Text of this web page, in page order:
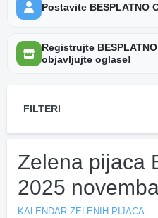
Postavite BESPLATNO
Registrujte
objavljujte oglase!
FILTERI
Zelena pijaca
2025
KALENDAR ZELENIH PIJACA